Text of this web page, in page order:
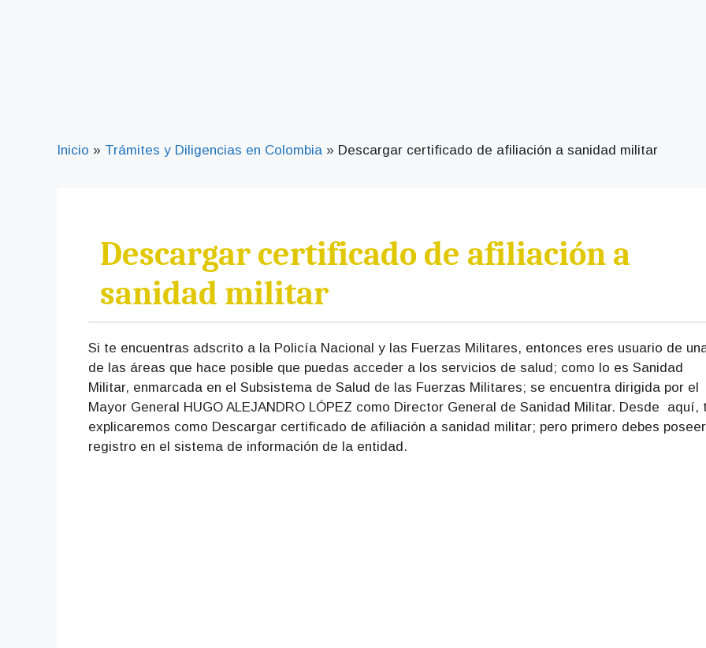
Inicio » Trámites y Diligencias en Colombia » Descargar certificado de afiliación a sanidad militar
Descargar certificado de afiliación a
sanidad militar
Si te encuentras adscrito a la Policía Nacional y las Fuerzas Militares, entonces eres usuario de
de las áreas que hace posible que puedas acceder a los servicios de salud; como lo es Sanidad
Militar, enmarcada en el Subsistema de Salud de las Fuerzas Militares; se encuentra dirigida por el
Mayor General HUGO ALEJANDRO LÓPEZ como Director General de Sanidad Militar. Desde aquí,
explicaremos como Descargar certificado de afiliación a sanidad militar; pero primero debes
registro en el sistema de información de la entidad.